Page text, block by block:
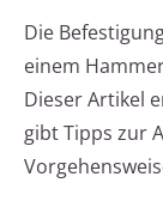
Die
einem
Dieser Artikel
gibt Tipps zur